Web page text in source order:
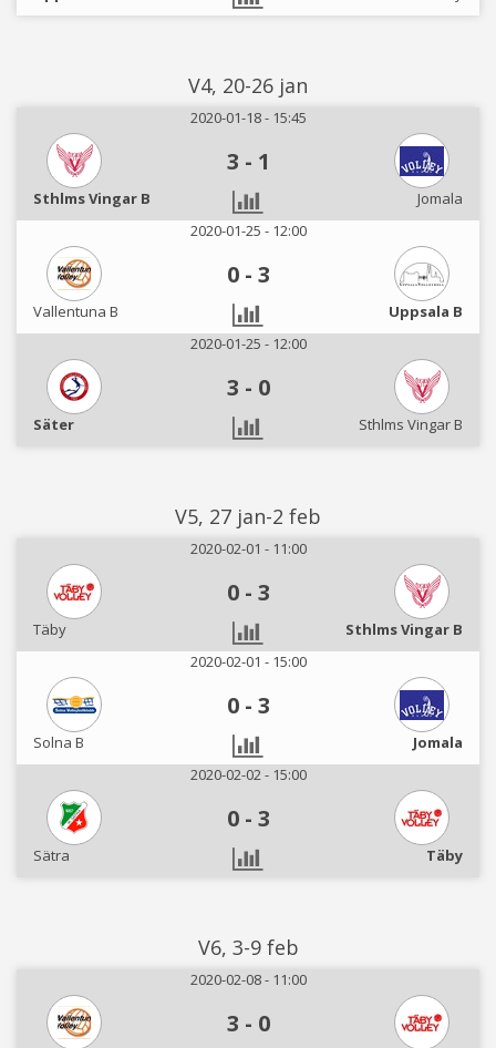
V4, 20-26 jan
2020-01-18 - 15:45
3 - 1
Sthlms Vingar B
Jomala
2020-01-25 - 12:00
0 - 3
Vallentuna B
Uppsala B
2020-01-25 - 12:00
3 - 0
Säter Sthlms Vingar B
V5, 27 jan-2 feb
2020-02-01 - 11:00
0 - 3
Täby
Sthlms Vingar B
2020-02-01 - 15:00
0 - 3
Solna B
Jomala
2020-02-02 - 15:00
0 - 3
Sätra Täby
V6, 3-9 feb
2020-02-08 - 11:00
3 - 0